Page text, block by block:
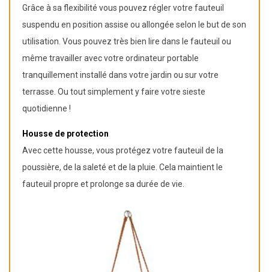
Grâce à sa flexibilité vous pouvez régler votre fauteuil
suspendu en position assise ou allongée selon le but de son
utilisation. Vous pouvez très bien lire dans le fauteuil ou
même travailler avec votre ordinateur portable
tranquillement installé dans votre jardin ou sur votre
terrasse. Ou tout simplement y faire votre sieste
quotidienne !
Housse de protection
Avec cette housse, vous protégez votre fauteuil de la
poussière, de la saleté et de la pluie. Cela maintient le
fauteuil propre et prolonge sa durée de vie.